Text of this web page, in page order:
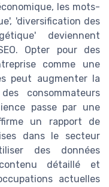
les mots-
'diversification des
deviennent
Opter pour des
comme une
peut augmenter la
consommateurs
passe par une
un rapport de
dans le secteur
des données
détaillé et
actuelles